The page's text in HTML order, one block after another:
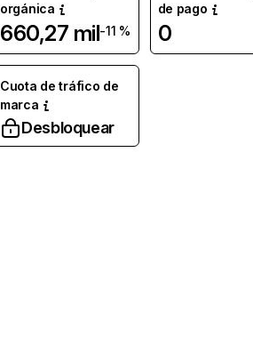
orgánica
660,27 mil-11 %
de pago
0
Cuota de tráfico de
marca
Desbloquear